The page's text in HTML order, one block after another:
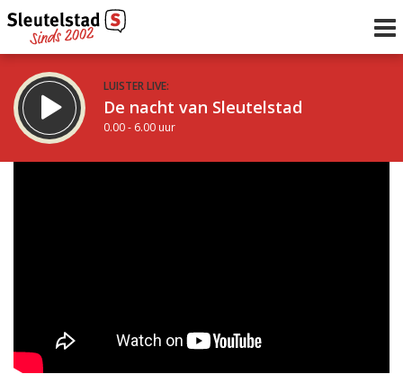
LUISTER LIVE:
De nacht van Sleutelstad
0.00 - 6.00 uur